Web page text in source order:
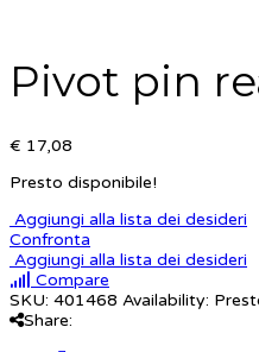
Pivot pin
€ 17,08
Presto disponibile!
Aggiungi alla lista dei desideri
Confronta
Aggiungi alla lista dei desideri
Compare
SKU: 401468 Availability:
Share: